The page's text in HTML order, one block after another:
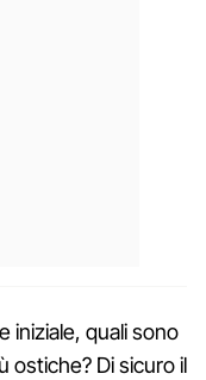
iniziale, quali sono
ostiche? Di sicuro il